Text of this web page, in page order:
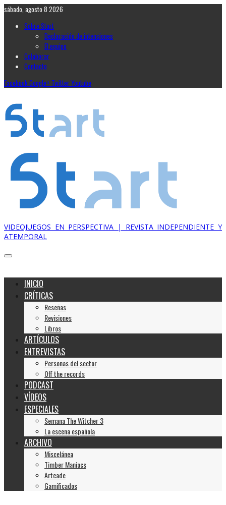
sábado, agosto 8 2026
Sobre Start
Declaración de intenciones
El equipo
Colaborar
Contacto
FacebookGoogle+ TwitterYoutube
VIDEOJUEGOS EN PERSPECTIVA | REVISTA INDEPENDIENTE Y
ATEMPORAL
INICIO
CRÍTICAS
Reseñas
Revisiones
Libros
ARTÍCULOS
ENTREVISTAS
Personas del sector
Off the records
PODCAST
VÍDEOS
ESPECIALES
Semana The Witcher 3
La escena española
ARCHIVO
Miscelánea
Timber Maniacs
Artcade
Gamificados